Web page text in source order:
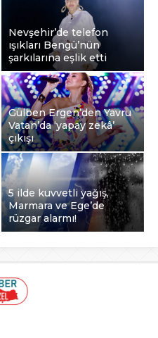
Nevşehir’de telefon
ışıkları Bengü’nün
şarkılarına eşlik etti
Gülben Ergen’den Yavru
Vatan’da ‘yapay zekâ’
çıkışı
5 ilde kuvvetli yağış,
Marmara ve Ege’de
rüzgar alarmı!